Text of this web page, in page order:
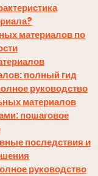
материалов по
полный гид
руководство
материалов
пошаговое
последствия и
руководство